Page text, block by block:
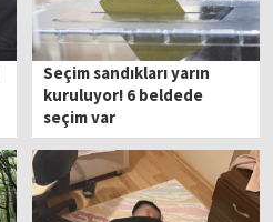
Seçim sandıkları yarın
kuruluyor! 6 beldede
seçim var